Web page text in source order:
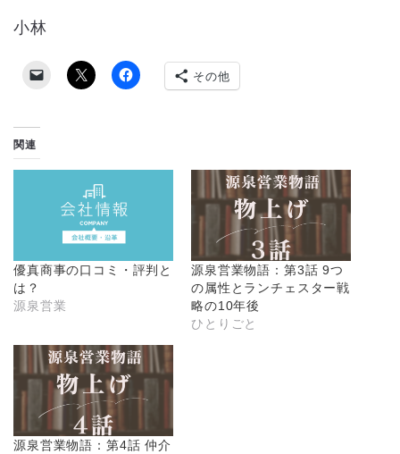
小林
その他
関連
優真商事の口コミ・評判と
は？
源泉営業
源泉営業物語：第3話 9つ
の属性とランチェスター戦
略の10年後
ひとりごと
源泉営業物語：第4話 仲介